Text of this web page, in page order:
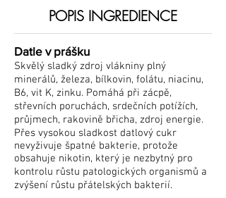
POPIS INGREDIENCE
Datle v prášku
Skvělý sladký zdroj vlákniny plný
minerálů, železa, bílkovin, folátu, niacinu,
B6, vit K, zinku. Pomáhá při zácpě,
střevních poruchách, srdečních potížích,
průjmech, rakovině břicha, zdroj energie.
Přes vysokou sladkost datlový cukr
nevyživuje špatné bakterie, protože
obsahuje nikotin, který je nezbytný pro
kontrolu růstu patologických organismů a
zvýšení růstu přátelských bakterií.